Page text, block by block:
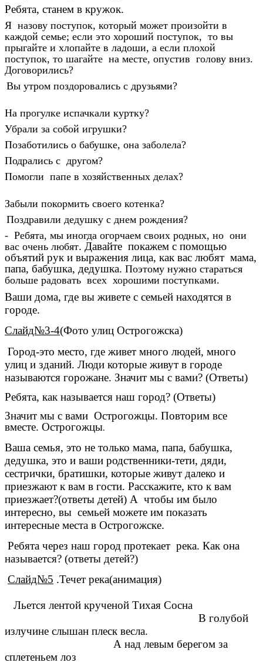
Ребята, станем в кружок.
Я назову поступок, который может произойти в
каждой семье; если это хороший поступок, то вы
прыгайте и хлопайте в ладоши, а если плохой
поступок, то шагайте на месте, опустив голову вниз.
Договорились?
Вы утром поздоровались с друзьями?
На прогулке испачкали куртку?
Убрали за собой игрушки?
Позаботились о бабушке, она заболела?
Подрались с другом?
Помогли папе в хозяйственных делах?
Забыли покормить своего котенка?
Поздравили дедушку с днем рождения?
- Ребята, мы иногда огорчаем своих родных, но они
вас очень любят. Давайте покажем с помощью
объятий рук и выражения лица, как вас любят мама,
папа, бабушка, дедушка. Поэтому нужно стараться
больше радовать всех хорошими поступками.
Ваши дома, где вы живете с семьей находятся в
городе.
Слайд№3-4(Фото улиц Острогожска)
Город-это место, где живет много людей, много
улиц и зданий. Люди которые живут в городе
называются горожане. Значит мы с вами? (Ответы)
Ребята, как называется наш город? (Ответы)
Значит мы с вами Острогожцы. Повторим все
вместе. Острогожцы.
Ваша семья, это не только мама, папа, бабушка,
дедушка, это и ваши родственники-тети, дяди,
сестрички, братишки, которые живут далеко и
приезжают к вам в гости. Расскажите, кто к вам
приезжает?(ответы детей) А чтобы им было
интересно, вы семьей можете им показать
интересные места в Острогожске.
Ребята через наш город протекает река. Как она
называется? (ответы детей?)
Слайд№5 .Течет река(анимация)
Льется лентой крученой Тихая Сосна
В голубой
излучине слышан плеск весла.
А над левым берегом за
сплетеньем лоз